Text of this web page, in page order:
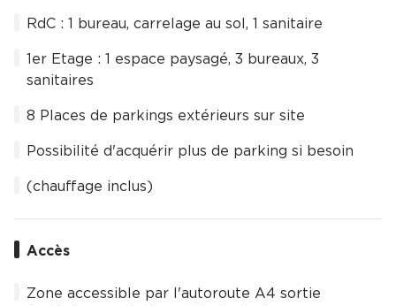
RdC : 1 bureau, carrelage au sol, 1 sanitaire
1er Etage : 1 espace paysagé, 3 bureaux, 3
sanitaires
8 Places de parkings extérieurs sur site
Possibilité d'acquérir plus de parking si besoin
(chauffage inclus)
Accès
Zone accessible par l'autoroute A4 sortie